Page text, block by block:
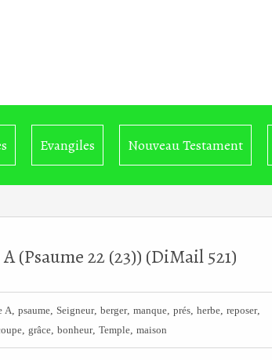
Evangiles Nouveau Testament
(Psaume 22 (23)) (DiMail 521)
A psaume, Seigneur, berger, manque, prés, herbe, reposer,
grâce bonheur, Temple maison